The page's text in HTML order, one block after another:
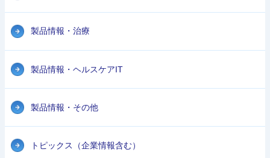
製品情報・治療
製品情報・ヘルスケアIT
製品情報・その他
トピックス（企業情報含む）